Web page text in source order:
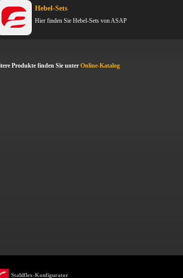
Hebel-Sets
Hier finden Sie Hebel-Sets von ASAP
Produkte finden Sie unter Online-Katalog
Stahlflex-Konfigurator